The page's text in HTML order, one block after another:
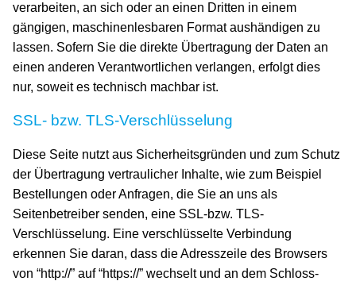
verarbeiten, an sich oder an einen Dritten in einem
gängigen, maschinenlesbaren Format aushändigen zu
lassen. Sofern Sie die direkte Übertragung der Daten an
einen anderen Verantwortlichen verlangen, erfolgt dies
nur, soweit es technisch machbar ist.
SSL- bzw. TLS-Verschlüsselung
Diese Seite nutzt aus Sicherheitsgründen und zum Schutz
der Übertragung vertraulicher Inhalte, wie zum Beispiel
Bestellungen oder Anfragen, die Sie an uns als
Seitenbetreiber senden, eine SSL-bzw. TLS-
Verschlüsselung. Eine verschlüsselte Verbindung
erkennen Sie daran, dass die Adresszeile des Browsers
von “http://” auf “https://” wechselt und an dem Schloss-